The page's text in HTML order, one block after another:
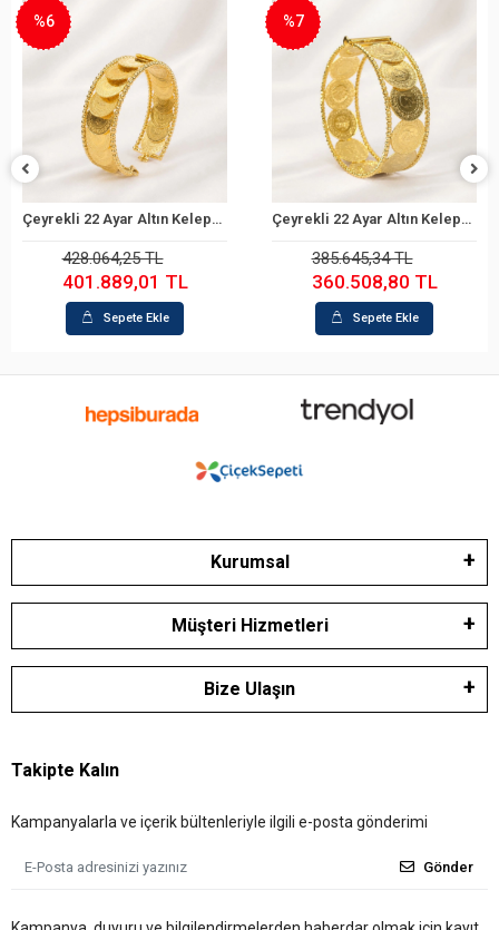
Sepete Ekle
Çeyrekli 22 Ayar Altın Kelepçe Bilezik
428.064,25 TL
401.889,01 TL
Sepete Ekle
Sepete Ekle
Çeyrekli 22 Ayar Altın Kelepçe Bilezik
%7
385.645,34 TL
360.508,80 TL
Sepete Ekle
Kurumsal
Müşteri Hizmetleri
Bize Ulaşın
Takipte Kalın
Kampanyalarla ve içerik bültenleriyle ilgili e-posta gönderimi
Gönder